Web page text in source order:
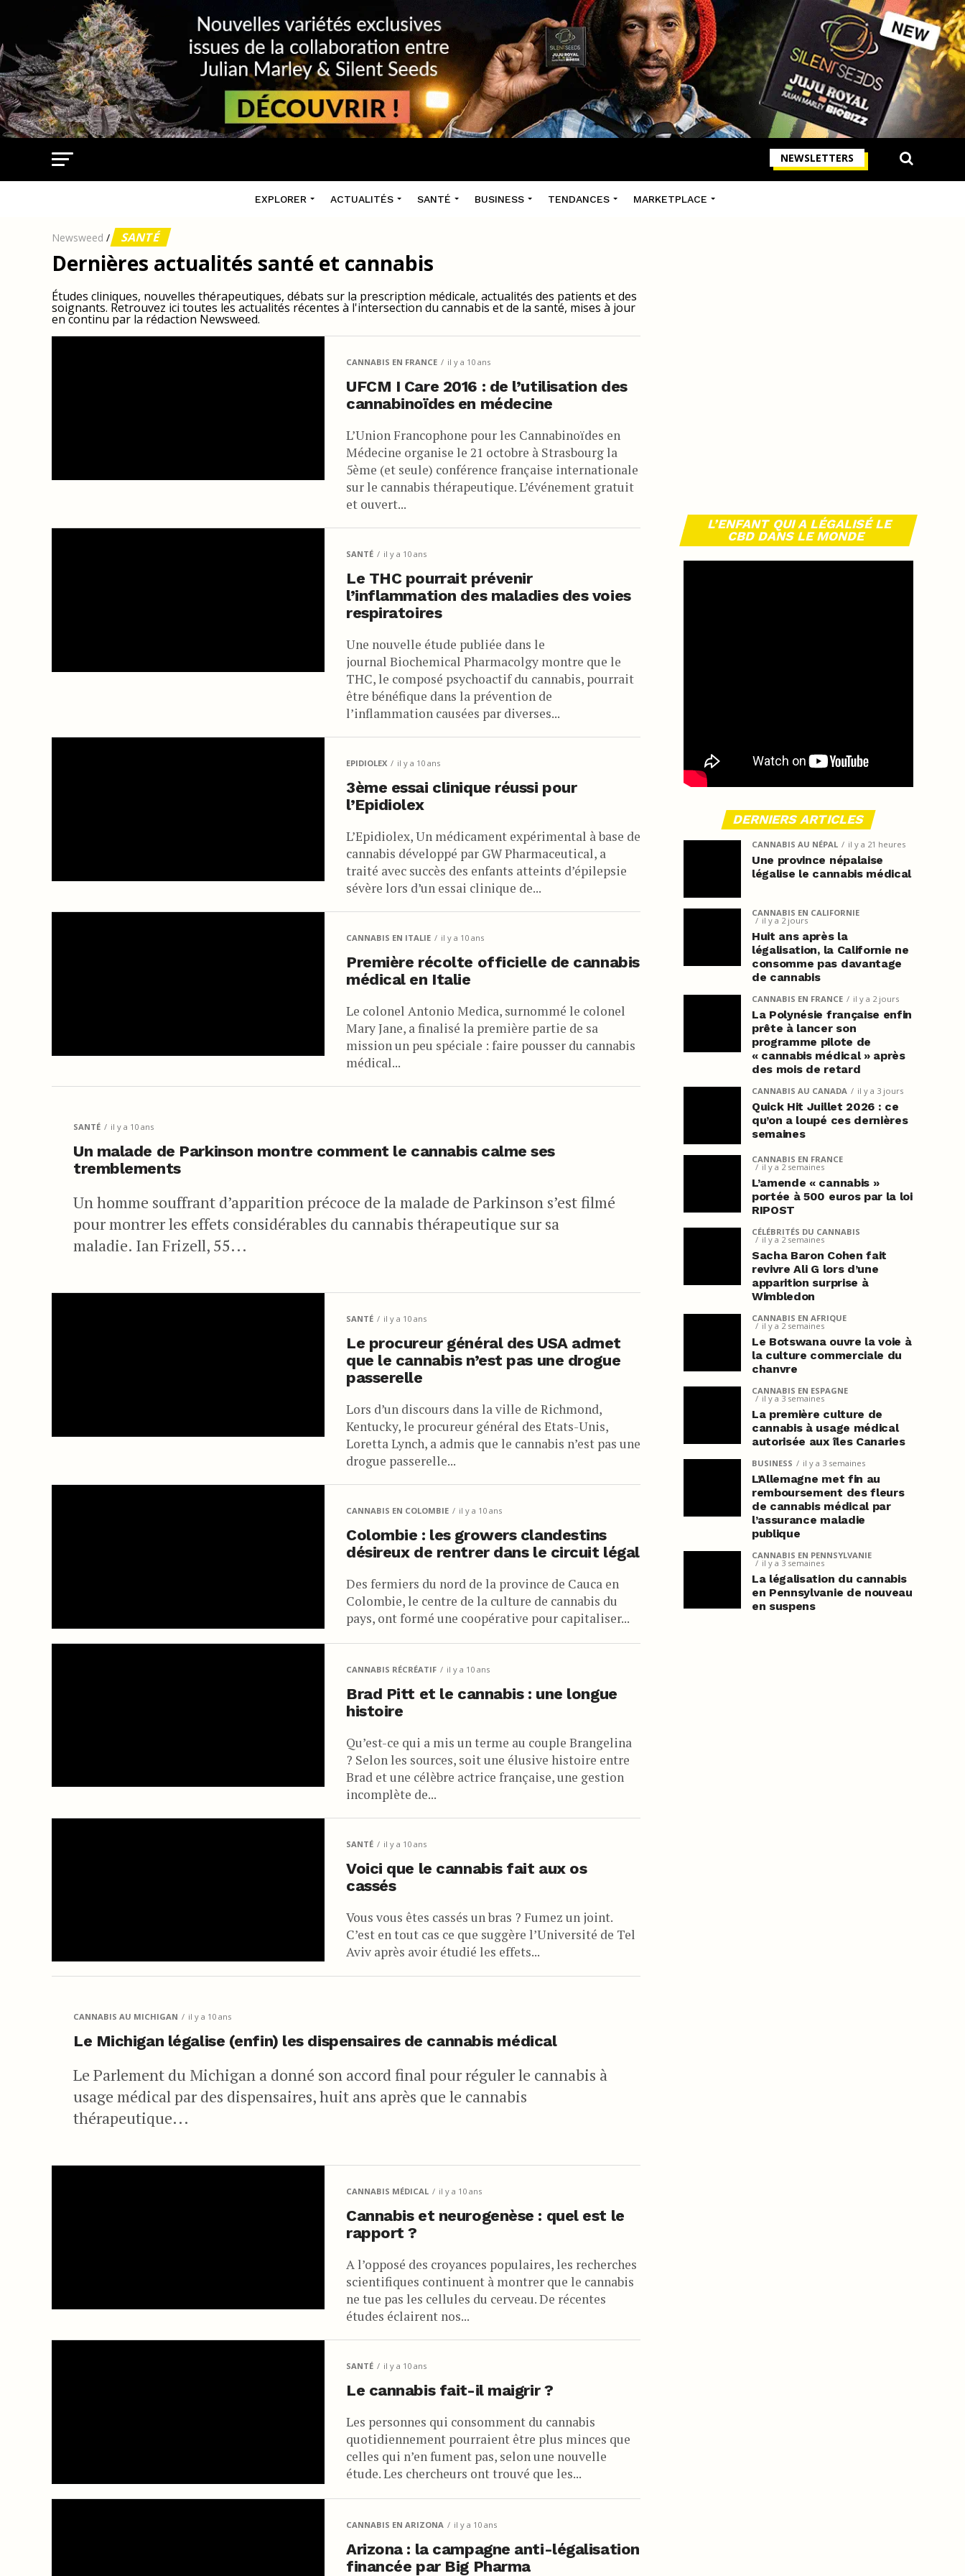
NEWSLETTERS
EXPLORER ACTUALITÉS SANTÉ BUSINESS TENDANCES MARKETPLACE
Newsweed / SANTÉ
Dernières actualités santé et cannabis
Études cliniques, nouvelles thérapeutiques, débats sur la prescription médicale, actualités des patients et des
soignants. Retrouvez ici toutes les actualités récentes à l'intersection du cannabis et de la santé, mises à jour
en continu par la rédaction Newsweed.
CANNABIS EN FRANCE il y a 10 ans
UFCM I Care 2016 : de l’utilisation des
cannabinoïdes en médecine
L’Union Francophone pour les Cannabinoïdes en
Médecine organise le 21 octobre à Strasbourg la
5ème (et seule) conférence française internationale
sur le cannabis thérapeutique. L’événement gratuit
et ouvert...
SANTÉ il y a 10 ans
Le THC pourrait prévenir
l’inflammation des maladies des voies
respiratoires
Une nouvelle étude publiée dans le
journal Biochemical Pharmacolgy montre que le
THC, le composé psychoactif du cannabis, pourrait
être bénéfique dans la prévention de
l’inflammation causées par diverses...
EPIDIOLEX il y a 10 ans
3ème essai clinique réussi pour
l’Epidiolex
L’Epidiolex, Un médicament expérimental à base de
cannabis développé par GW Pharmaceutical, a
traité avec succès des enfants atteints d’épilepsie
sévère lors d’un essai clinique de...
CANNABIS EN ITALIE il y a 10 ans
Première récolte officielle de cannabis
médical en Italie
Le colonel Antonio Medica, surnommé le colonel
Mary Jane, a finalisé la première partie de sa
mission un peu spéciale : faire pousser du cannabis
médical...
SANTÉ il y a 10 ans
Un malade de Parkinson montre comment le cannabis calme ses
tremblements
Un homme souffrant d’apparition précoce de la malade de Parkinson s’est filmé
pour montrer les effets considérables du cannabis thérapeutique sur sa
maladie. Ian Frizell, 55...
SANTÉ il y a 10 ans
Le procureur général des USA admet
que le cannabis n’est pas une drogue
passerelle
Lors d’un discours dans la ville de Richmond,
Kentucky, le procureur général des Etats-Unis,
Loretta Lynch, a admis que le cannabis n’est pas une
drogue passerelle...
CANNABIS EN COLOMBIE il y a 10 ans
Colombie : les growers clandestins
désireux de rentrer dans le circuit légal
Des fermiers du nord de la province de Cauca en
Colombie, le centre de la culture de cannabis du
pays, ont formé une coopérative pour capitaliser...
CANNABIS RÉCRÉATIF il y a 10 ans
Brad Pitt et le cannabis : une longue
histoire
Qu’est-ce qui a mis un terme au couple Brangelina
? Selon les sources, soit une élusive histoire entre
Brad et une célèbre actrice française, une gestion
incomplète de...
SANTÉ il y a 10 ans
Voici que le cannabis fait aux os
cassés
Vous vous êtes cassés un bras ? Fumez un joint.
C’est en tout cas ce que suggère l’Université de Tel
Aviv après avoir étudié les effets...
CANNABIS AU MICHIGAN il y a 10 ans
Le Michigan légalise (enfin) les dispensaires de cannabis médical
Le Parlement du Michigan a donné son accord final pour réguler le cannabis à
usage médical par des dispensaires, huit ans après que le cannabis
thérapeutique...
CANNABIS MÉDICAL il y a 10 ans
Cannabis et neurogenèse : quel est le
rapport ?
A l’opposé des croyances populaires, les recherches
scientifiques continuent à montrer que le cannabis
ne tue pas les cellules du cerveau. De récentes
études éclairent nos...
SANTÉ il y a 10 ans
Le cannabis fait-il maigrir ?
Les personnes qui consomment du cannabis
quotidiennement pourraient être plus minces que
celles qui n’en fument pas, selon une nouvelle
étude. Les chercheurs ont trouvé que les...
CANNABIS EN ARIZONA il y a 10 ans
Arizona : la campagne anti-légalisation
financée par Big Pharma
L’ENFANT QUI A LÉGALISÉ LE
CBD DANS LE MONDE
DERNIERS ARTICLES
CANNABIS AU NÉPAL il y a 21 heures
Une province népalaise
légalise le cannabis médical
CANNABIS EN CALIFORNIE
il y a 2 jours
Huit ans après la
légalisation, la Californie ne
consomme pas davantage
de cannabis
CANNABIS EN FRANCE il y a 2 jours
La Polynésie française enfin
prête à lancer son
programme pilote de
« cannabis médical » après
des mois de retard
CANNABIS AU CANADA il y a 3 jours
Quick Hit Juillet 2026 : ce
qu’on a loupé ces dernières
semaines
CANNABIS EN FRANCE
il y a 2 semaines
L’amende « cannabis »
portée à 500 euros par la loi
RIPOST
CÉLÉBRITÉS DU CANNABIS
il y a 2 semaines
Sacha Baron Cohen fait
revivre Ali G lors d’une
apparition surprise à
Wimbledon
CANNABIS EN AFRIQUE
il y a 2 semaines
Le Botswana ouvre la voie à
la culture commerciale du
chanvre
CANNABIS EN ESPAGNE
il y a 3 semaines
La première culture de
cannabis à usage médical
autorisée aux îles Canaries
BUSINESS il y a 3 semaines
L’Allemagne met fin au
remboursement des fleurs
de cannabis médical par
l’assurance maladie
publique
CANNABIS EN PENNSYLVANIE
il y a 3 semaines
La légalisation du cannabis
en Pennsylvanie de nouveau
en suspens